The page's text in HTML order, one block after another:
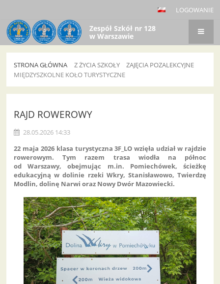
LOGOWANIE
Zespół Szkół nr 128
w Warszawie
STRONA GŁÓWNA Z ŻYCIA SZKOŁY
ZAJĘCIA POZALEKCYJNE
MIĘDZYSZKOLNE KOŁO TURYSTYCZNE
Koło
Turystyczne
RAJD ROWEROWY
28.05.2026 14:33
22 maja 2026 klasa turystyczna 3F_LO wzięła udział w rajdzie
rowerowym. Tym razem trasa wiodła na północ
od Warszawy, obejmując m.in. Pomiechówek, ścieżkę
edukacyjną w dolinie rzeki Wkry, Stanisławowo, Twierdzę
Modlin, dolinę Narwi oraz Nowy Dwór Mazowiecki.